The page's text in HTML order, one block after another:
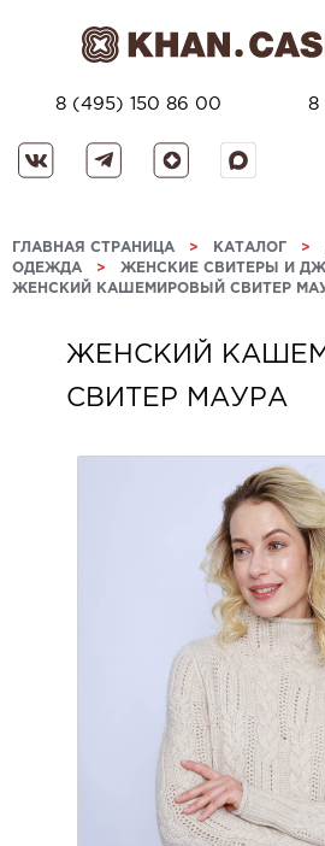
8 (495) 150 86 00 8
ГЛАВНАЯ СТРАНИЦА > КАТАЛОГ >
ОДЕЖДА > ЖЕНСКИЕ СВИТЕРЫ И
ЖЕНСКИЙ КАШЕМИРОВЫЙ СВИТЕР
ЖЕНСКИЙ
СВИТЕР МАУРА